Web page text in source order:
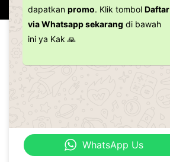
dapatkan promo. Klik tombol Daftar
via Whatsapp sekarang di bawah
ini ya Kak 🙏
WhatsApp Us